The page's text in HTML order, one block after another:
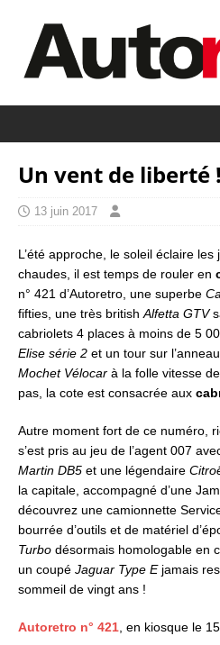
Un vent de liberté !
13 juin 2017
L’été approche, le soleil éclaire
chaudes, il est temps de rouler en
n° 421 d’Autoretro, une superbe
fifties, une très british Alfetta GTV
cabriolets 4 places à moins de 5
Elise série 2 et un tour sur
Mochet Vélocar à la folle vitesse
pas, la cote est consacrée aux
Autre moment fort de ce numéro,
s’est pris au jeu de l’agent 007
Martin DB5 et une légendaire
la capitale, accompagné d’une
découvrez une camionnette
bourrée d’outils et de matériel
Turbo désormais homologable en
un coupé Jaguar Type Ejamais
sommeil de vingt ans !
Autoretro n° 421 , en kiosque le